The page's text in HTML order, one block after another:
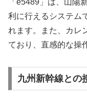
「e5489」は、山陽
利に行えるシステム
れます。また、カレ
ており、直感的な操
九州新幹線との